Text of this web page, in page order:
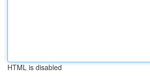
HTML is disabled